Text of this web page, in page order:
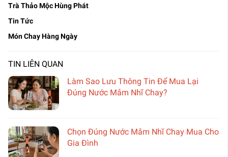
Trà Thảo Mộc Hùng Phát
Tin Tức
Món Chay Hàng Ngày
TIN LIÊN QUAN
Làm Sao Lưu Thông Tin Để Mua Lại
Đúng Nước Mắm Nhĩ Chay?
Chọn Đúng Nước Mắm Nhĩ Chay Mua Cho
Gia Đình